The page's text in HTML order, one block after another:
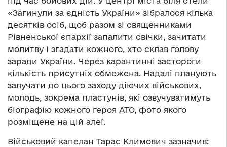
«Загинули за єдність України» зібралося кілька
десятків осіб, щоб разом зі священниками
Рівненської єпархії запалити свічки, зачитати
молитву і згадати кожного, хто склав голову
заради України. Через карантинні застороги
кількість присутніх обмежена. Надалі планують
залучати до цього заходу діючих військових,
молодь, зокрема пластунів, які озвучуватимуть
біографію кожного героя АТО, фото якого
розміщене на цій алеї.
Військовий капелан Тарас Климович зазначив: